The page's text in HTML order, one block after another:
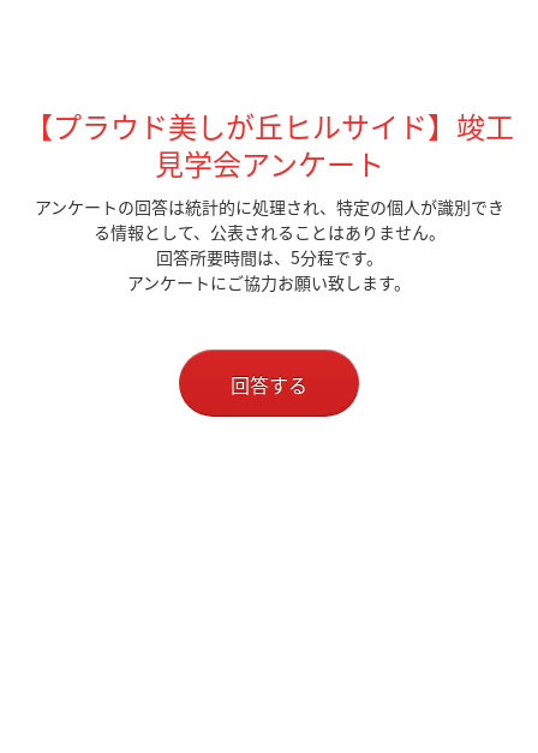
【プラウド美しが丘ヒルサイド】竣工
見学会アンケート
アンケートの回答は統計的に処理され、特定の個人が識別でき
る情報として、公表されることはありません。
回答所要時間は、5分程です。
アンケートにご協力お願い致します。
回答する